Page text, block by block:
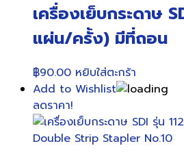
เครื่องเย็บกระดาษ
แผ่น/ครั้ง) มีที่ถอน
฿90.00 หยิบใส่ตะกร้า
Add to Wishlist
ลดราคา!